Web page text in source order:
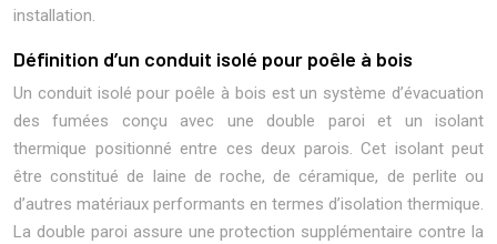
installation.
Définition d’un conduit isolé pour poêle à bois
Un conduit isolé pour poêle à bois est un système d’évacuation
des fumées conçu avec une double paroi et un isolant
thermique positionné entre ces deux parois. Cet isolant peut
être constitué de laine de roche, de céramique, de perlite ou
d’autres matériaux performants en termes d’isolation thermique.
La double paroi assure une protection supplémentaire contre la